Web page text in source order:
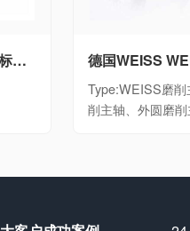
德国WEISS 车削主轴 DIN55026标准大功率数控车床电主轴细分A4/A5/A6/A8/A11/A15等DIN55026规格主轴单元
Type:WEISS磨削
削主轴、外圆磨削